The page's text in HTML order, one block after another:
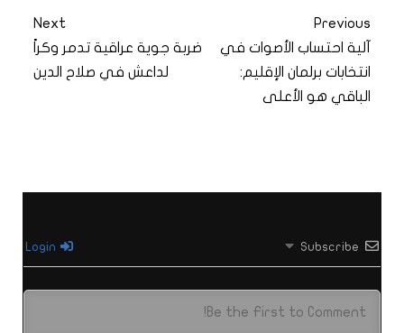
Previous
آلية احتساب الأصوات في
انتخابات برلمان الإقليم:
الباقي هو الأعلى
Next
ضربة جوية عراقية تدمر وكراً
لداعش في صلاح الدين
Subscribe